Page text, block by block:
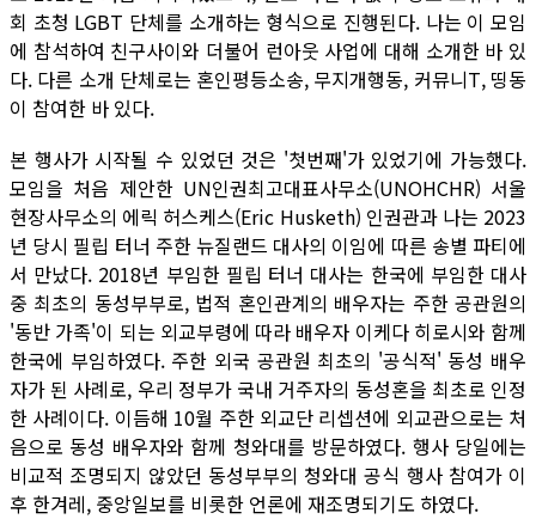
회 초청 LGBT 단체를 소개하는 형식으로 진행된다. 나는 이 모임
에 참석하여 친구사이와 더불어 런아웃 사업에 대해 소개한 바 있
다. 다른 소개 단체로는 혼인평등소송, 무지개행동, 커뮤니T, 띵동
이 참여한 바 있다.
본 행사가 시작될 수 있었던 것은 '첫번째'가 있었기에 가능했다.
모임을 처음 제안한 UN인권최고대표사무소(UNOHCHR) 서울
현장사무소의 에릭 허스케스(Eric Husketh) 인권관과 나는 2023
년 당시 필립 터너 주한 뉴질랜드 대사의 이임에 따른 송별 파티에
서 만났다. 2018년 부임한 필립 터너 대사는 한국에 부임한 대사
중 최초의 동성부부로, 법적 혼인관계의 배우자는 주한 공관원의
'동반 가족'이 되는 외교부령에 따라 배우자 이케다 히로시와 함께
한국에 부임하였다. 주한 외국 공관원 최초의 '공식적' 동성 배우
자가 된 사례로, 우리 정부가 국내 거주자의 동성혼을 최초로 인정
한 사례이다. 이듬해 10월 주한 외교단 리셉션에 외교관으로는 처
음으로 동성 배우자와 함께 청와대를 방문하였다. 행사 당일에는
비교적 조명되지 않았던 동성부부의 청와대 공식 행사 참여가 이
후 한겨레, 중앙일보를 비롯한 언론에 재조명되기도 하였다.